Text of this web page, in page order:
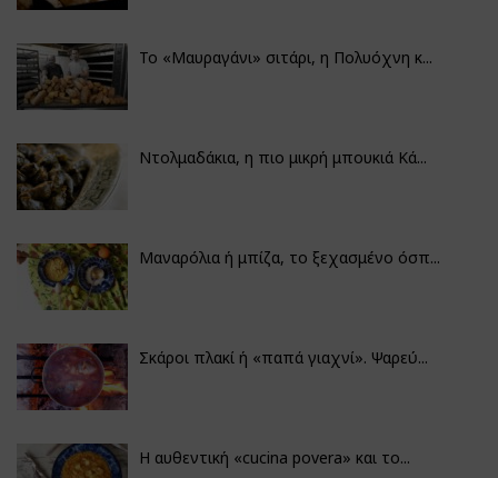
Το «Μαυραγάνι» σιτάρι, η Πολυόχνη κ...
Ντολμαδάκια, η πιο μικρή μπουκιά Κά...
Μαναρόλια ή μπίζα, το ξεχασμένο όσπ...
Σκάροι πλακί ή «παπά γιαχνί». Ψαρεύ...
Η αυθεντική «cucina povera» και το...